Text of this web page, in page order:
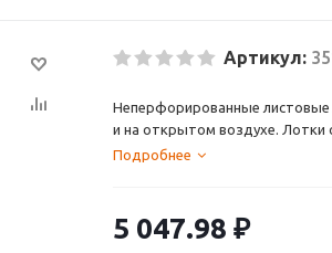
Артикул:
Неперфорированные листовые
и на открытом воздухе.
производимая при
системы, существенно
листовых лотков ДКС
Подробнее
5 047.98 ₽